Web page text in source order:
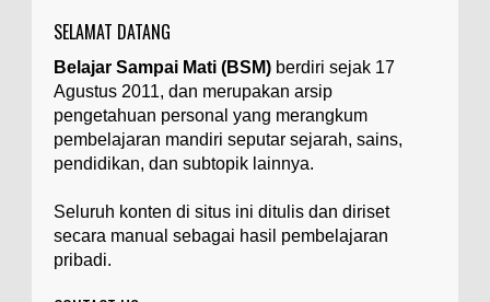
Apa yang Disebut Badan Golgi?
Ilustrasi/utakatikotak.com Badan Golgi (disebut
pula aparatus Golgi, kompleks Golgi, atau
diktiosom) adalah organel yang dikaitkan
denga...
Apakah UFO Benar-benar Ada?
Ilustrasi/istimewa Sebagian orang percaya UFO
UFO benar-benar tidak ada. Manakah yang
benar...
SELAMAT DATANG
Belajar Sampai Mati (BSM) berdiri sejak 17
Agustus 2011, dan merupakan arsip
pengetahuan personal yang merangkum
pembelajaran mandiri seputar sejarah, sains,
pendidikan, dan subtopik lainnya.
Seluruh konten di situs ini ditulis dan diriset
secara manual sebagai hasil pembelajaran
pribadi.